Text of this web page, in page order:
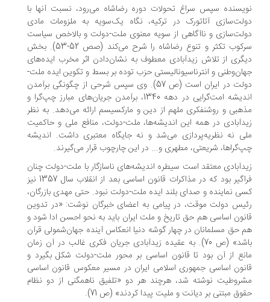
سپس سراغ تحولات دوره رضاشاه می‌رود، نسبت آنها با
آتاتورک در ترکیه، نگاه یک‌سویه به ملزومات مادی
و ناآگاهی از سویه معنوی ملت-دولت‌ و بالاخص سیاست
سرکوب تکثر و تنوع رضاشاه را شرح می‌کند (صص 52-53). بخش
از تلاش زیدآبادی معطوف به نشان‌دادن اثر مخرب ایده‌های
و انترناسیونالیستی حزب توده بر بسط و تکوین ایده ملت-
دولت در ایران است (ص 57). وی سپس شرحی از چگونگی برآمدن
اندیشه امت‌گرایی در دهه 1340، برآمدن جریان‌های مبارز چپ‌گرا و
و روشنفکری ملهم از دین و مارکسیسم ارائه می‌دهد. به نظر
در همه این اندیشه‌ها، ملت-دولت، منافع ملی و حاکمیت
نه نظریه‌پردازی می‌شد و نه جایگاه معتبری داشت. اندیشه
شریعتی، مطهری و‌... در این چارچوب قرار می‌گیرند.
معتقد است سیطره اندیشه‌های ناسازگار با ملت-دولت چنان
فراگیر بود که در مذاکرات قانون اساسی بعد از انقلاب سال 1357 نیز
نماینده و صدای بلند ایده ملت-دولت نبود. حتی مهدی بازرگان،
دولت موقت، در پیامی به اعضای خبرگان نوشت: «در تدوین
اساسی هم حق تاریخ و ملت ایران باید به نحو احسن ادا شود و
حق مسلمانان در چهار گوشه دنیا انعکاس آینده جهان‌شمولی قرآن
باشد» (ص 70). به عقیده زیدآبادی جریان فکری غالب در آن زمان
از آن بود تا قانون اساسی بر محور ملت-دولت شکل بگیرد و
اساسی جمهوری اسلامی ایران در مسیر معکوس قانون اساسی
نوشته شد، هر‌چند هر دو «تلفیق ناهمگنی از دو نظام
مبتنی بر دیانت و ملیت پیدا کردند» (ص 71).